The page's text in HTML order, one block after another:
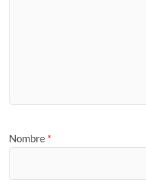
Nombre *